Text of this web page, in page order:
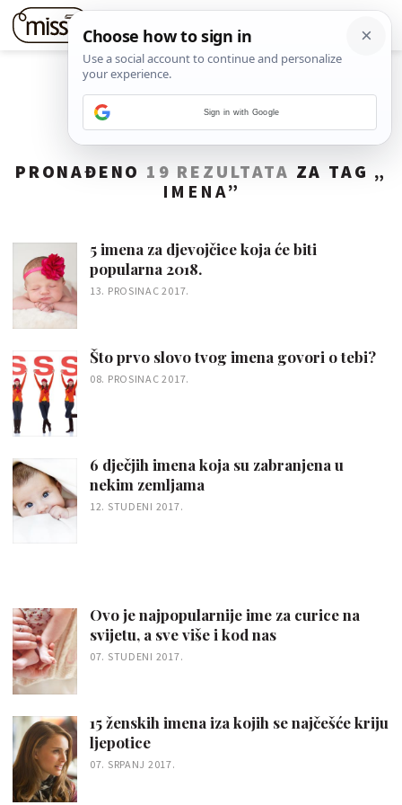
PRONAĐENO 19 REZULTATA ZA TAG „
IMENA”
5 imena za djevojčice koja će biti
popularna 2018.
13. PROSINAC 2017.
Što prvo slovo tvog imena govori o tebi?
08. PROSINAC 2017.
6 dječjih imena koja su zabranjena u
nekim zemljama
12. STUDENI 2017.
Ovo je najpopularnije ime za curice na
svijetu, a sve više i kod nas
07. STUDENI 2017.
15 ženskih imena iza kojih se najčešće kriju
ljepotice
07. SRPANJ 2017.
Sign in with Google